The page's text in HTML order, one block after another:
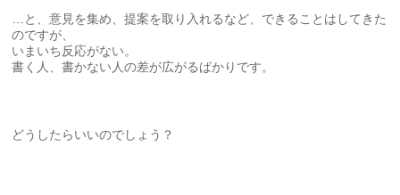
…と、意見を集め、提案を取り入れるなど、できることはしてきた
のですが、
いまいち反応がない。
書く人、書かない人の差が広がるばかりです。
どうしたらいいのでしょう？